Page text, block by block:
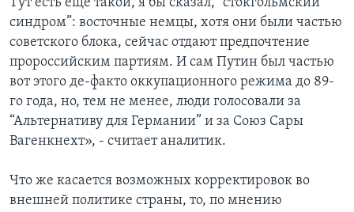
Тут есть еще такой, я бы сказал, “стокгольмский
синдром”: восточные немцы, хотя они были частью
советского блока, сейчас отдают предпочтение
пророссийским партиям. И сам Путин был частью
вот этого де-факто оккупационного режима до 89-
го года, но, тем не менее, люди голосовали за
“Альтернативу для Германии” и за Союз Сары
Вагенкнехт», - считает аналитик.
Что же касается возможных корректировок во
внешней политике страны, то, по мнению